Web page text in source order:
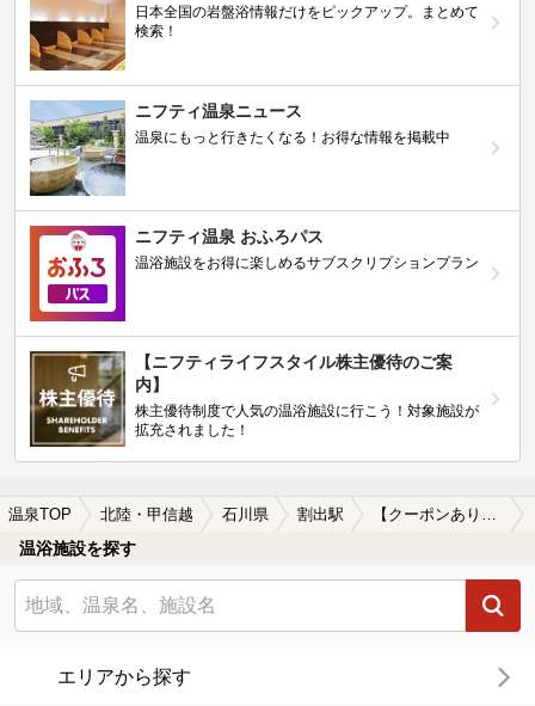
日本全国の岩盤浴情報だけをピックアップ。まとめて
検索！
ニフティ温泉ニュース
温泉にもっと行きたくなる！お得な情報を掲載中
ニフティ温泉 おふろパス
温浴施設をお得に楽しめるサブスクリプションプラン
【ニフティライフスタイル株主優待のご案
内】
株主優待制度で人気の温浴施設に行こう！対象施設が
拡充されました！
温泉TOP 北陸・甲信越 石川県 割出駅 【クーポンあり】一人旅におすすめの割出駅近くの温泉、日帰り温泉、スーパー銭湯おすすめ
温浴施設を探す
エリアから探す